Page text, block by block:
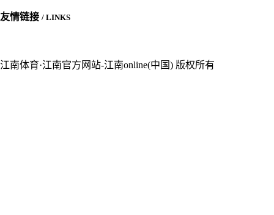
友情链接 / LINKS
江南体育·江南官方网站-江南online(中国) 版权所有